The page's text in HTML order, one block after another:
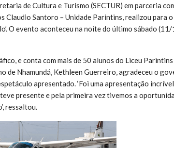
de Cultura e Turismo (SECTUR) em parceria
Claudio Santoro – Unidade Parintins, realizou para
O evento aconteceu na noite do último sábado
e conta com mais de 50 alunos do Liceu
de Nhamundá, Kethleen Guerreiro, agradeceu o
apresentado. ‘Foi uma apresentação
presente e pela primeira vez tivemos a
ressaltou.